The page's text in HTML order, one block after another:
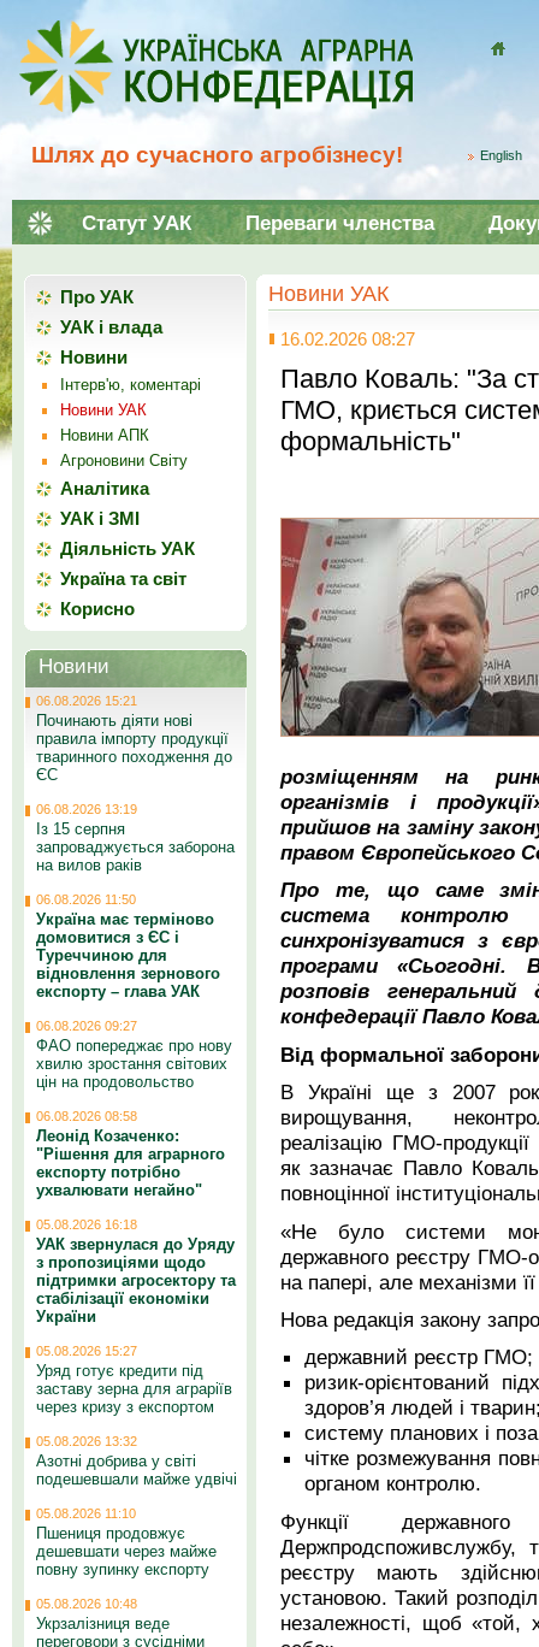
Шлях до сучасного агробізнесу! English
Статут УАК Переваги членства
Новини УАК
16.02.2026 08:27
Павло Коваль: "За
ГМО, криється
формальність"
розміщенням на
організмів і
прийшов на заміну
правом Європейського
Про те, що саме
система контролю
синхронізуватися з
програми «Сьогодні.
розповів генеральний
конфедерації Павло
Від формальної
В Україні ще з 2007
вирощування,
реалізацію ГМО-
як зазначає Павло
повноцінної
«Не було системи
державного реєстру ГМО-
на папері, але механізми
Нова редакція закону
державний реєстр ГМО;
ризик-орієнтований
здоров’я людей і
систему планових і
чітке розмежування
органом контролю.
Функції
Держпродспоживслужбу,
реєстру мають
установою. Такий
незалежності, щоб «той,
Про УАК
УАК і влада
Новини
Інтерв'ю, коментарі
Новини УАК
Новини АПК
Агроновини Світу
Аналітика
УАК і ЗМІ
Діяльність УАК
Україна та світ
Корисно
Новини
06.08.2026 15:21
Починають діяти нові
правила імпорту продукції
тваринного походження до
ЄС
06.08.2026 13:19
Із 15 серпня
запроваджується заборона
на вилов раків
06.08.2026 11:50
Україна має терміново
домовитися з ЄС і
Туреччиною для
відновлення зернового
експорту – глава УАК
06.08.2026 09:27
ФАО попереджає про нову
хвилю зростання світових
цін на продовольство
06.08.2026 08:58
Леонід Козаченко:
"Рішення для аграрного
експорту потрібно
ухвалювати негайно"
05.08.2026 16:18
УАК звернулася до Уряду
з пропозиціями щодо
підтримки агросектору та
стабілізації економіки
України
05.08.2026 15:27
Уряд готує кредити під
заставу зерна для аграріїв
через кризу з експортом
05.08.2026 13:32
Азотні добрива у світі
подешевшали майже удвічі
05.08.2026 11:10
Пшениця продовжує
дешевшати через майже
повну зупинку експорту
05.08.2026 10:48
Укрзалізниця веде
переговори з сусідніми